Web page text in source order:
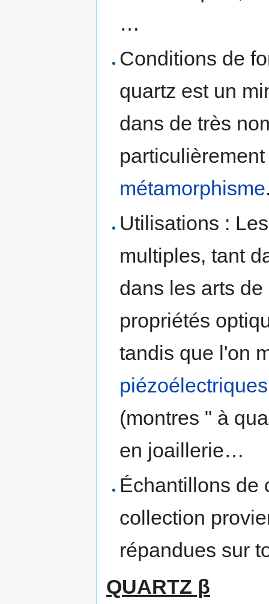
…
Conditions de
quartz est un
dans de très
métamorphisme
Utilisations :
multiples, tant
dans les arts
propriétés
tandis que l'on
piézoélectriques
(montres " à
en joaillerie…
Échantillons de
collection
répandues sur
QUARTZ β